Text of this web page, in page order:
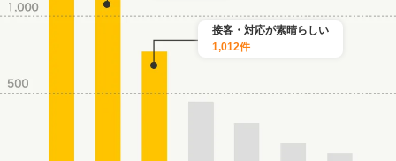
接客・対応が素晴らしい
1,012件